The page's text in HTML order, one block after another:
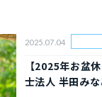
2025.07.04
【2025年お盆
士法人 半田みな